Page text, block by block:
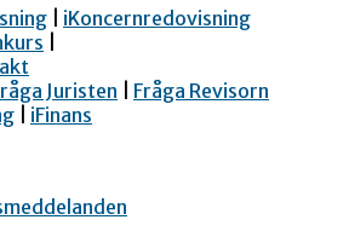
iKoncernredovisning
Juristen
Fråga Revisorn
iFinans